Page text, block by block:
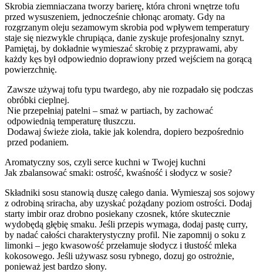
Skrobia ziemniaczana tworzy barierę, która chroni wnętrze tofu
przed wysuszeniem, jednocześnie chłonąc aromaty. Gdy na
rozgrzanym oleju sezamowym skrobia pod wpływem temperatury
staje się niezwykle chrupiąca, danie zyskuje profesjonalny sznyt.
Pamiętaj, by dokładnie wymieszać skrobię z przyprawami, aby
każdy kęs był odpowiednio doprawiony przed wejściem na gorącą
powierzchnię.
Zawsze używaj tofu typu twardego, aby nie rozpadało się podczas
obróbki cieplnej.
Nie przepełniaj patelni – smaż w partiach, by zachować
odpowiednią temperaturę tłuszczu.
Dodawaj świeże zioła, takie jak kolendra, dopiero bezpośrednio
przed podaniem.
Aromatyczny sos, czyli serce kuchni w Twojej kuchni
Jak zbalansować smaki: ostrość, kwaśność i słodycz w sosie?
Składniki sosu stanowią duszę całego dania. Wymieszaj sos sojowy
z odrobiną sriracha, aby uzyskać pożądany poziom ostrości. Dodaj
starty imbir oraz drobno posiekany czosnek, które skutecznie
wydobędą głębię smaku. Jeśli przepis wymaga, dodaj pastę curry,
by nadać całości charakterystyczny profil. Nie zapomnij o soku z
limonki – jego kwasowość przełamuje słodycz i tłustość mleka
kokosowego. Jeśli używasz sosu rybnego, dozuj go ostrożnie,
ponieważ jest bardzo słony.